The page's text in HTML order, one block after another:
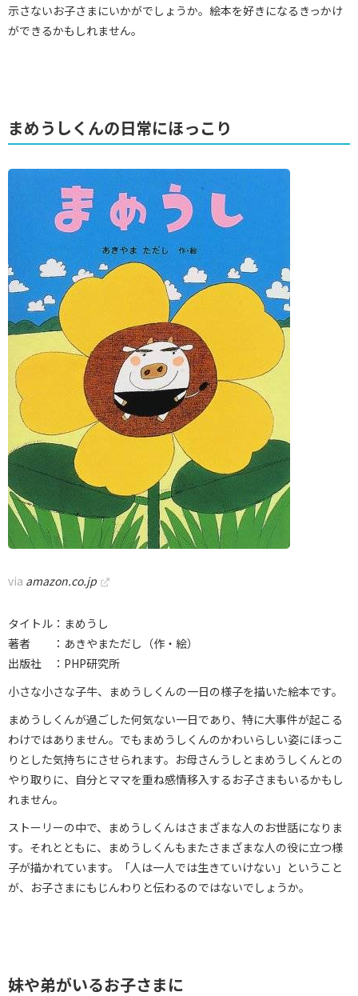
示さないお子さまにいかがでしょうか。絵本を好きになるきっかけ
ができるかもしれません。
まめうしくんの日常にほっこり
via amazon.co.jp
タイトル：まめうし
著者 ：あきやまただし（作・絵）
出版社 ：PHP研究所
小さな小さな子牛、まめうしくんの一日の様子を描いた絵本です。
まめうしくんが過ごした何気ない一日であり、特に大事件が起こる
わけではありません。でもまめうしくんのかわいらしい姿にほっこ
りとした気持ちにさせられます。お母さんうしとまめうしくんとの
やり取りに、自分とママを重ね感情移入するお子さまもいるかもし
れません。
ストーリーの中で、まめうしくんはさまざまな人のお世話になりま
す。それとともに、まめうしくんもまたさまざまな人の役に立つ様
子が描かれています。「人は一人では生きていけない」ということ
が、お子さまにもじんわりと伝わるのではないでしょうか。
妹や弟がいるお子さまに